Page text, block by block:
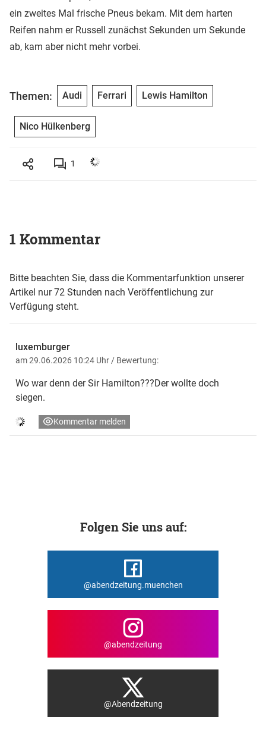
ein zweites Mal frische Pneus bekam. Mit dem harten
Reifen nahm er Russell zunächst Sekunden um Sekunde
ab, kam aber nicht mehr vorbei.
Themen: Audi Ferrari Lewis Hamilton
Nico Hülkenberg
1
1 Kommentar
Bitte beachten Sie, dass die Kommentarfunktion unserer
Artikel nur 72 Stunden nach Veröffentlichung zur
Verfügung steht.
luxemburger
am 29.06.2026 10:24 Uhr/ Bewertung:
Wo war denn der Sir Hamilton???Der wollte doch
siegen.
Kommentar melden
Folgen Sie uns auf:
@abendzeitung.muenchen
@abendzeitung
@Abendzeitung